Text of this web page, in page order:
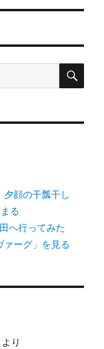
検
顔の干瓢干し
る
へ行ってみた
ァーグ」を見る
より